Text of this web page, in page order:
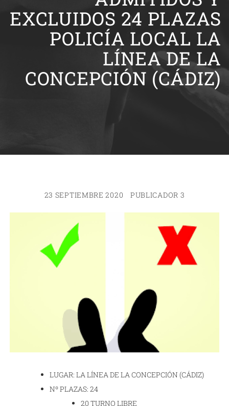
EXCLUIDOS 24 PLAZAS
POLICÍA LOCAL LA
LÍNEA DE LA
CONCEPCIÓN (CÁDIZ)
23 SEPTIEMBRE 2020 PUBLICADOR 3
LUGAR: LA LÍNEA DE LA CONCEPCIÓN (CÁDIZ)
Nº PLAZAS: 24
20 TURNO LIBRE